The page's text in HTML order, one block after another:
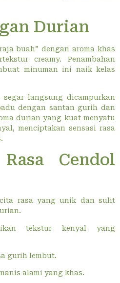
Durian
buah” dengan aroma khas
creamy. Penambahan
minuman ini naik kelas
langsung dicampurkan
dengan santan gurih dan
durian yang kuat menyatu
menciptakan sensasi rasa
Cendol
rasa yang unik dan sulit
tekstur kenyal yang
gurih lembut.
alami yang khas.